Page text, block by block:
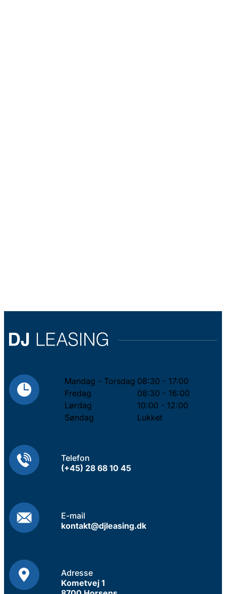
Mandag - Torsdag 08:30 - 17:00
Fredag
08:30 - 16:00
Lørdag
10:00 - 12:00
Søndag
Lukket
Telefon
(+45) 28 68 10 45
E-mail
kontakt@djleasing.dk
Adresse
Kometvej 1